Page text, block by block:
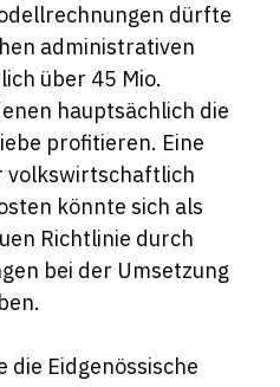
dürfte
administrativen
über 45 Mio.
hauptsächlich die
profitieren. Eine
volkswirtschaftlich
könnte sich als
Richtlinie durch
bei der Umsetzung
Eidgenössische